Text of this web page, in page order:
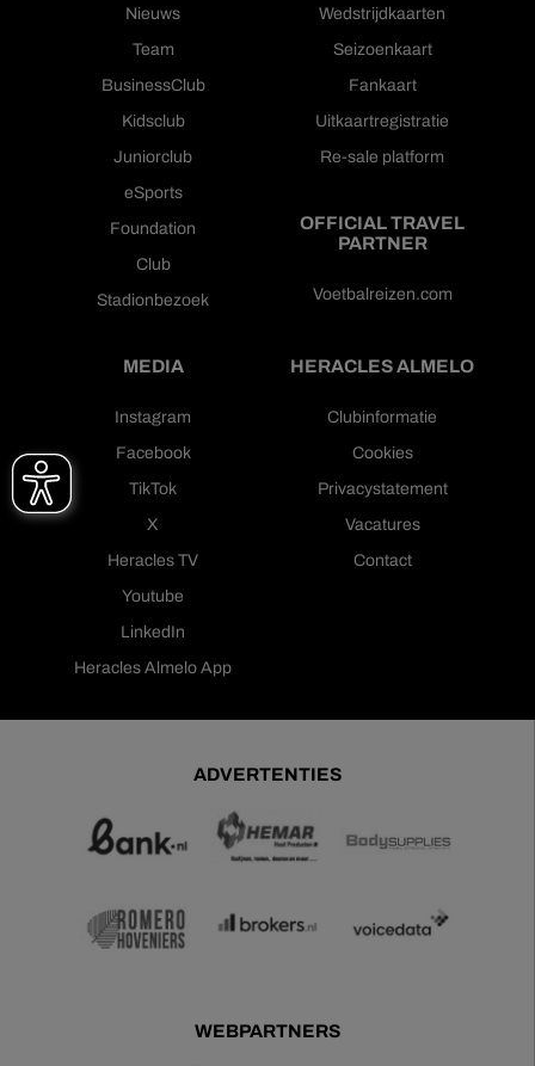
Nieuws
Team
BusinessClub
Kidsclub
Juniorclub
eSports
Foundation
Club
Stadionbezoek
Wedstrijdkaarten
Seizoenkaart
Fankaart
Uitkaartregistratie
Re-sale platform
OFFICIAL TRAVEL
PARTNER
Voetbalreizen.com
MEDIA
Instagram
Facebook
TikTok
X
Heracles TV
Youtube
LinkedIn
Heracles Almelo App
HERACLES ALMELO
Clubinformatie
Cookies
Privacystatement
Vacatures
Contact
ADVERTENTIES
WEBPARTNERS